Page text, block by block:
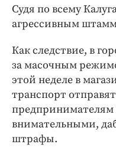
Судя по всему
агрессивным
Как следствие, в
за масочным
этой неделе в
транспорт
предпринимателям
внимательными,
штрафы.